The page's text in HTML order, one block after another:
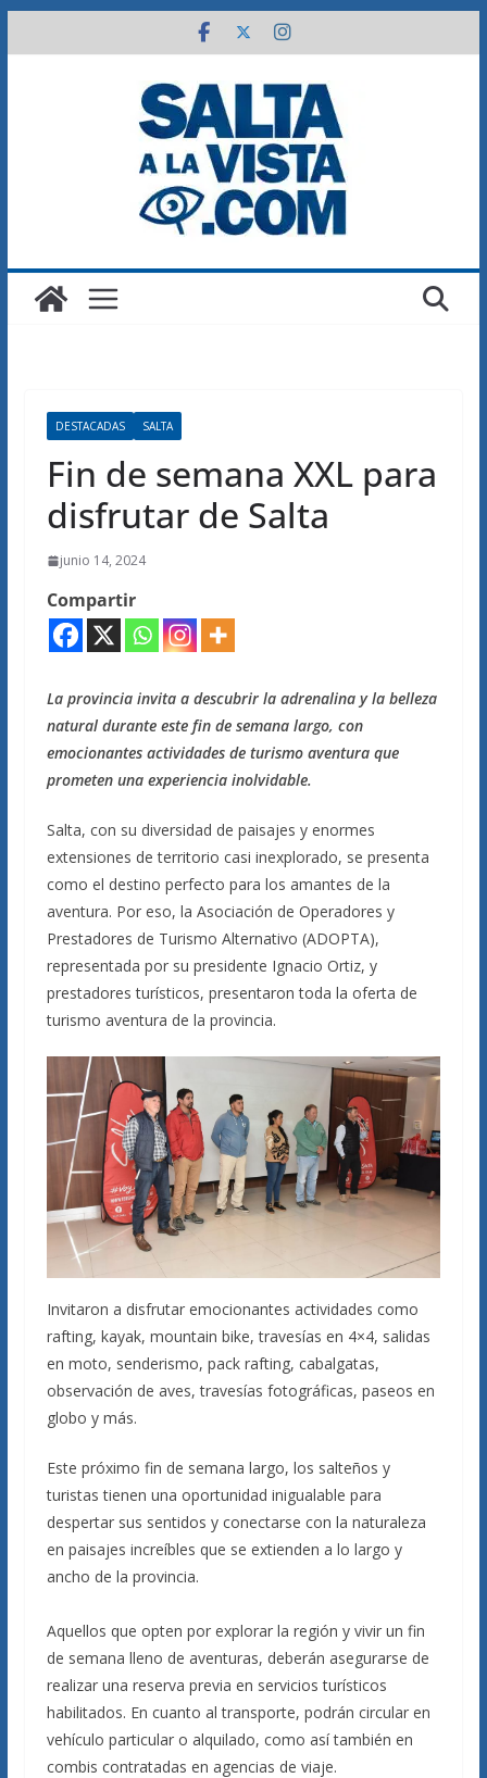
al
DESTACADAS SALTA
Fin de semana XXL para
disfrutar de Salta
junio 14, 2024
Compartir
La provincia invita a descubrir la adrenalina y la belleza
natural durante este fin de semana largo, con
emocionantes actividades de turismo aventura que
prometen una experiencia inolvidable.
Salta, con su diversidad de paisajes y enormes
extensiones de territorio casi inexplorado, se presenta
como el destino perfecto para los amantes de la
aventura. Por eso, la Asociación de Operadores y
Prestadores de Turismo Alternativo (ADOPTA),
representada por su presidente Ignacio Ortiz, y
prestadores turísticos, presentaron toda la oferta de
turismo aventura de la provincia.
Invitaron a disfrutar emocionantes actividades como
rafting, kayak, mountain bike, travesías en 4×4, salidas
en moto, senderismo, pack rafting, cabalgatas,
observación de aves, travesías fotográficas, paseos en
globo y más.
Este próximo fin de semana largo, los salteños y
turistas tienen una oportunidad inigualable para
despertar sus sentidos y conectarse con la naturaleza
en paisajes increíbles que se extienden a lo largo y
ancho de la provincia.
Aquellos que opten por explorar la región y vivir un fin
de semana lleno de aventuras, deberán asegurarse de
realizar una reserva previa en servicios turísticos
habilitados. En cuanto al transporte, podrán circular en
vehículo particular o alquilado, como así también en
combis contratadas en agencias de viaje.